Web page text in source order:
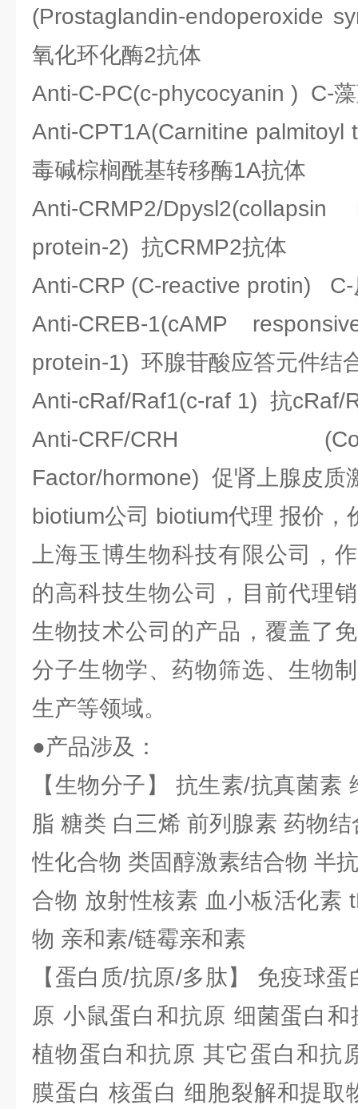
(Prostaglandin-endoperoxide
氧化环化酶2抗体
Anti-C-PC(c-phycocyanin ) C-
Anti-CPT1A(Carnitine
毒碱棕榈酰基转移酶1A抗体
Anti-CRMP2/
protein-2) 抗CRMP2抗体
Anti-CRP (C-reactive protin) C-
Anti-CREB-1(cAMP
protein-1) 环腺苷酸应答元件结
Anti-cRaf/Raf1(c-raf 1) 抗cRaf/
Anti-CRF/CRH
Factor/hormone) 促肾上腺皮质
biotium公司 biotium代理 报价，
上海玉博生物科技有限公司，
的高科技生物公司，目前代理
生物技术公司的产品，覆盖了
分子生物学、药物筛选、生物
生产等领域。
●产品涉及：
【生物分子】 抗生素/抗真菌素
脂 糖类 白三烯 前列腺素 药物
性化合物 类固醇激素结合物 半
合物 放射性核素 血小板活化素
物 亲和素/链霉亲和素
【蛋白质/抗原/多肽】 免疫球
原 小鼠蛋白和抗原 细菌蛋白
植物蛋白和抗原 其它蛋白和抗
膜蛋白 核蛋白 细胞裂解和提取